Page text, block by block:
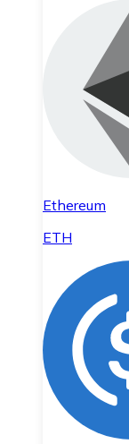
Ethereum
ETH